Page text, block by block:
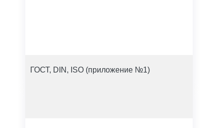
ГОСТ, DIN, ISO (приложение №1)